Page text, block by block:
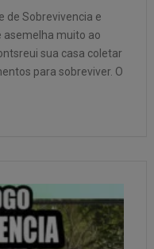
de Sobrevivencia e
asemelha muito ao
sua casa coletar
para sobreviver. O
diversas salas …